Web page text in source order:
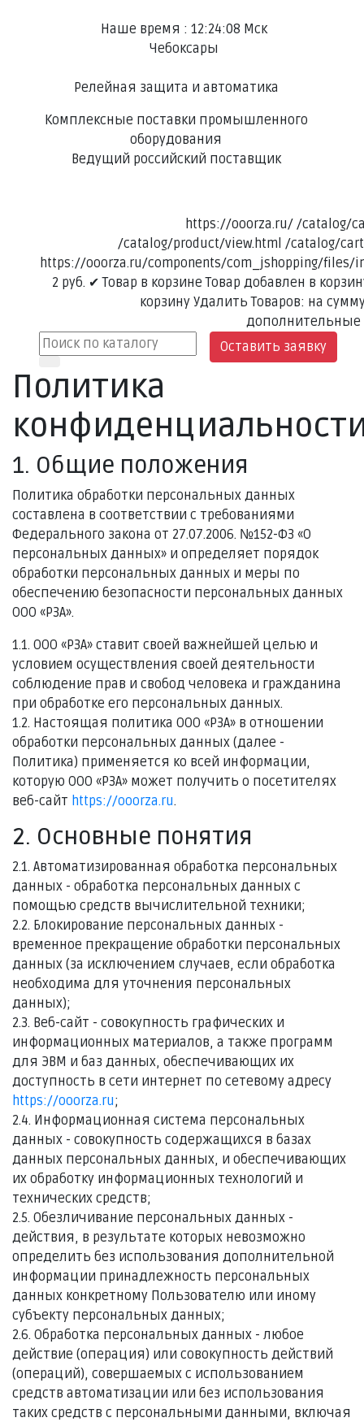
Наше время : 12:24:09 Мск
Чебоксары
Релейная защита и автоматика
Комплексные поставки промышленного
оборудования
Ведущий российский поставщик
https://ooorza.ru/ /catalog/
/catalog/product/view.html /catalog/
https://ooorza.ru/components/com_jshopping/files/
2 руб. ✔ Товар в корзине Товар добавлен в
корзину Удалить Товаров: на
Оставить заявку
Политика
1. Общие положения
Политика обработки персональных данных
составлена в соответствии с требованиями
Федерального закона от 27.07.2006. №152-ФЗ «О
персональных данных» и определяет порядок
обработки персональных данных и меры по
обеспечению безопасности персональных данных
ООО «РЗА».
1.1. ООО «РЗА» ставит своей важнейшей целью и
условием осуществления своей деятельности
соблюдение прав и свобод человека и гражданина
при обработке его персональных данных.
1.2. Настоящая политика ООО «РЗА» в отношении
обработки персональных данных (далее -
Политика) применяется ко всей информации,
которую ООО «РЗА» может получить о посетителях
веб-сайт https://ooorza.ru.
2. Основные понятия
2.1. Автоматизированная обработка персональных
данных - обработка персональных данных с
помощью средств вычислительной техники;
2.2. Блокирование персональных данных -
временное прекращение обработки персональных
данных (за исключением случаев, если обработка
необходима для уточнения персональных
данных);
2.3. Веб-сайт - совокупность графических и
информационных материалов, а также программ
для ЭВМ и баз данных, обеспечивающих их
доступность в сети интернет по сетевому адресу
https://ooorza.ru;
2.4. Информационная система персональных
данных - совокупность содержащихся в базах
данных персональных данных, и обеспечивающих
их обработку информационных технологий и
технических средств;
2.5. Обезличивание персональных данных -
действия, в результате которых невозможно
определить без использования дополнительной
информации принадлежность персональных
данных конкретному Пользователю или иному
субъекту персональных данных;
2.6. Обработка персональных данных - любое
действие (операция) или совокупность действий
(операций), совершаемых с использованием
средств автоматизации или без использования
таких средств с персональными данными, включая